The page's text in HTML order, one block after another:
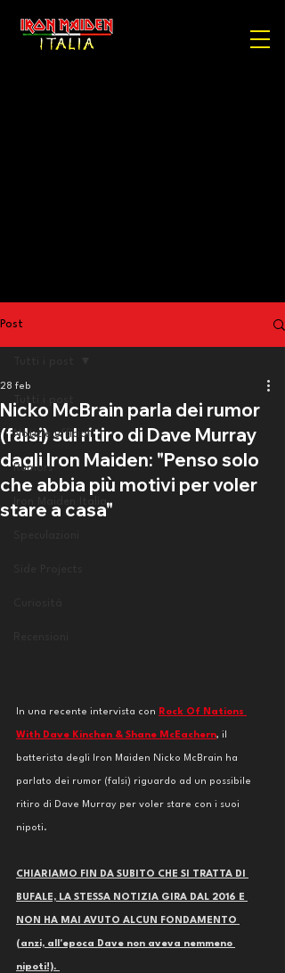
Post
Tutti i post
Notizie ufficiali
Rumors
Iron Maiden Italia
Nicko McBrain parla dei rumor
(falsi) sul ritiro di Dave Murray
dagli Iron Maiden: "Penso solo
che abbia più motivi per voler
stare a casa"
28 feb
In una recente intervista con Rock Of Nations
With Dave Kinchen & Shane McEachern, il
batterista degli Iron Maiden Nicko McBrain ha
parlato dei rumor (falsi) riguardo ad un possibile
ritiro di Dave Murray per voler stare con i suoi
nipoti.
CHIARIAMO FIN DA SUBITO CHE SI TRATTA DI
BUFALE, LA STESSA NOTIZIA GIRA DAL 2016 E
NON HA MAI AVUTO ALCUN FONDAMENTO
(anzi, all'epoca Dave non aveva nemmeno
nipoti!).